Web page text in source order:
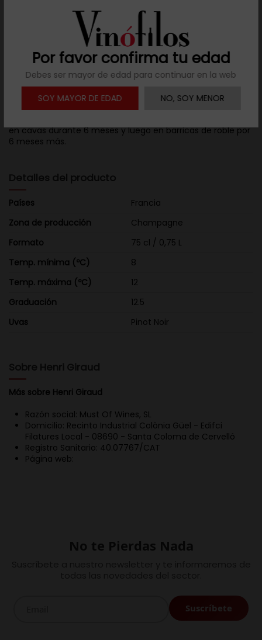
Por favor confirma tu edad
Debes ser mayor de edad para continuar en la web
SOY MAYOR DE EDAD
NO, SOY MENOR
 Descargar ficha
Descripción
en cavas durante 6 meses y luego en barricas de roble por
6 meses más.
Detalles del producto
Países
Francia
Zona de producción
Champagne
Formato
75 cl / 0,75 L
Temp. mínima (ºC)
8
Temp. máxima (ºC)
12
Graduación
12.5
Uvas
Pinot Noir
Sobre Henri Giraud
Más sobre Henri Giraud
Razón social: Must Of Wines, SL
Domicilio: Recinto Industrial Colònia Güel - Edifci
Filatures Local - 08690 - Santa Coloma de Cervelló
Registro Sanitario: 40.07767/CAT
Página web:
No te Pierdas Nada